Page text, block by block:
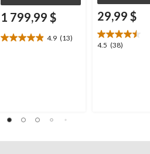
1 799,99 $
4.9 (13)
4.9
29,99 $
4.5 (38)
4.5